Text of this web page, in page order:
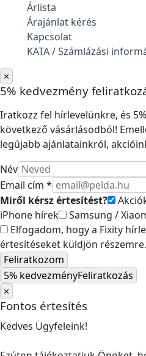
Árlista
Árajánlat kérés
Kapcsolat
KATA / Számlázási
×
5% kedvezmény
Iratkozz fel hírlevelünkre, és
következő vásárlásodból!
legújabb ajánlatainkról,
Név
Email cím *
Miről kérsz értesítést?
iPhone hírek
Samsung /
Elfogadom, hogy a Fixity
értesítéseket küldjön részemre.
Feliratkozom
5% kedvezményFeliratkozás
×
Fontos értesítés
Kedves Ügyfeleink!